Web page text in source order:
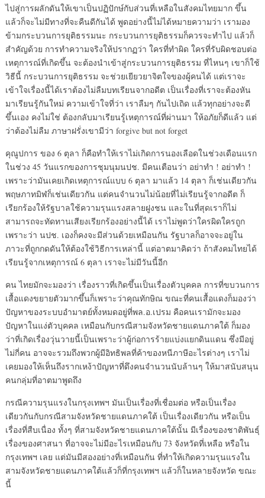
ไปสู่การผลักดันให้เขาเป็นปฏิปักษ์กับส่วนที่เหลือในสังคมไทยมาก ขึ้น
แล้วก็จะไม่มีทางที่จะคืนดีกันได้ พูดอย่างนี้ไม่ได้หมายความว่า เรามอง
ข้ามกระบวนการยุติธรรมนะ กระบวนการยุติธรรมก็ควรจะทำไป แล้วก็
สำคัญด้วย การทำความจริงให้ปรากฏว่า ใครที่ทำผิด ใครที่รับผิดชอบต่อ
เหตุการณ์ที่เกิดขึ้น จะต้องนำเข้าสู่กระบวนการยุติธรรม ที่ไหนๆ เขาก็ใช้
วิธีนี้ กระบวนการยุติธรรม จะช่วยเยียวยาจิตใจของผู้คนได้ แต่เราจะ
เข้าใจเรื่องนี้ได้เราต้องไม่ลืมบทเรียนจากอดีต เป็นเรื่องที่เราจะต้องหัน
มาเรียนรู้กันใหม่ ความเข้าใจที่ว่า เราลืมๆ กันไปเถิด แล้วทุกอย่างจะดี
ขึ้นเอง คงไม่ใช่ ต้องกลับมาเรียนรู้เหตุการณ์ที่ผ่านมา ให้อภัยก็ดีแล้ว แต่
ว่าต้องไม่ลืม ภาษาฝรั่งเขามีว่า forgive but not forget
คุณูปการ ของ 6 ตุลา ก็คือทำให้เราไม่เกิดการนองเลือดในช่วงเดือนแรก
ในช่วง 45 วันแรกของการชุมนุมนปช. มีคนเตือนว่า อย่าทำ ! อย่าทำ !
เพราะว่ามันเคยเกิดเหตุการณ์แบบ 6 ตุลา มาแล้ว 14 ตุลา ก็เช่นเดียวกัน
พฤษภาทมิฬก็เช่นเดียวกัน แต่คนจำนวนไม่น้อยที่ไม่เรียนรู้จากอดีต ก็
เรียกร้องให้รัฐบาลใช้ความรุนแรงสลายฝูงชน และในที่สุดเราก็ไม่
สามารถจะทัดทานเสียงเรียกร้องอย่างนี้ได้ เราไม่พูดว่าใครผิดใครถูก
เพราะว่า นปช. เองก็คงจะมีส่วนด้วยเหมือนกัน รัฐบาลก็อาจจะอยู่ใน
ภาวะที่ถูกกดดันให้ต้องใช้วิธีการเหล่านี้ แต่อาตมาคิดว่า ถ้าสังคมไทยได้
เรียนรู้จากเหตุการณ์ 6 ตุลา เราจะไม่มีวันนี้อีก
คน ไทยมักจะมองว่า เรื่องราวที่เกิดขึ้นเป็นเรื่องตัวบุคคล การที่ขบวนการ
เสื้อแดงขยายตัวมากขึ้นก็เพราะว่าคุณทักษิณ ขณะที่คนเสื้อแดงก็มองว่า
ปัญหาของระบบอำมาตย์ทั้งหมดอยู่ที่พล.อ.เปรม คือคนเรามักจะมอง
ปัญหาในแง่ตัวบุคคล เหมือนกับกรณีสามจังหวัดชายแดนภาคใต้ ก็มอง
ว่าที่เกิดเรื่องวุ่นวายนี้เป็นเพราะว่าผู้ก่อการร้ายแบ่งแยกดินแดน ซึ่งมีอยู่
ไม่กี่คน อาจจะรวมถึงพวกผู้มีอิทธิพลที่ค้าของหนีภาษีอะไรต่างๆ เราไม่
เคยมองให้เห็นถึงรากเหง้าปัญหาที่ดึงคนจำนวนนับล้านๆ ให้มาสนับสนุน
คนกลุ่มที่อาตมาพูดถึง
กรณีความรุนแรงในกรุงเทพฯ มันเป็นเรื่องที่เชื่อมต่อ หรือเป็นเรื่อง
เดียวกันกับกรณีสามจังหวัดชายแดนภาคใต้ เป็นเรื่องเดียวกัน หรือเป็น
เรื่องที่สืบเนื่อง ทั้งๆ ที่สามจังหวัดชายแดนภาคใต้นั้น มีเรื่องของชาติพันธุ์
เรื่องของศาสนา ที่อาจจะไม่มีอะไรเหมือนกับ 73 จังหวัดที่เหลือ หรือใน
กรุงเทพฯ เลย แต่มันมีสองอย่างที่เหมือนกัน ที่ทำให้เกิดความรุนแรงใน
สามจังหวัดชายแดนภาคใต้แล้วก็ที่กรุงเทพฯ แล้วก็ในหลายจังหวัด ขณะ
นี้